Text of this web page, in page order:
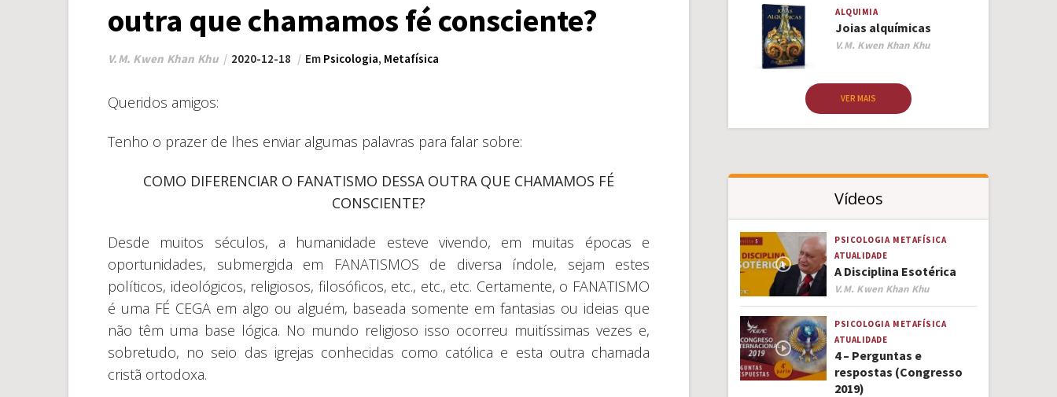
outra que chamamos fé consciente?
V.M. Kwen Khan Khu 2020-12-18 Em Psicologia, Metafísica
Queridos amigos:
Tenho o prazer de lhes enviar algumas palavras para falar sobre:
COMO DIFERENCIAR O FANATISMO DESSA OUTRA QUE CHAMAMOS FÉ
CONSCIENTE?
Desde muitos séculos, a humanidade esteve vivendo, em muitas épocas e
oportunidades, submergida em FANATISMOS de diversa índole, sejam estes
políticos, ideológicos, religiosos, filosóficos, etc., etc., etc. Certamente, o FANATISMO
é uma FÉ CEGA em algo ou alguém, baseada somente em fantasias ou ideias que
não têm uma base lógica. No mundo religioso isso ocorreu muitíssimas vezes e,
sobretudo, no seio das igrejas conhecidas como católica e esta outra chamada
cristã ortodoxa.
ALQUIMIA
Joias alquímicas
Author
V.M. Kwen Khan Khu
VER MAIS
Vídeos
PSICOLOGIA METAFÍSICA
ATUALIDADE
A Disciplina Esotérica
Author
V.M. Kwen Khan Khu
PSICOLOGIA METAFÍSICA
ATUALIDADE
4 – Perguntas e
respostas (Congresso
2019)